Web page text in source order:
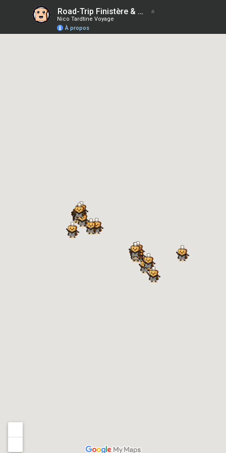
Road-Trip Finistère & Morbihan
Nico Tardtine Voyage
À propos